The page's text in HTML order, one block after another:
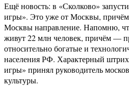
Ещё новость: в «Сколково»
игры». Это уже от Москвы, причём
Москвы направление. Напомню,
живут 22 млн человек, причём —
относительно богатые и
населения РФ. Характерный
игры» принял руководитель
культуры.